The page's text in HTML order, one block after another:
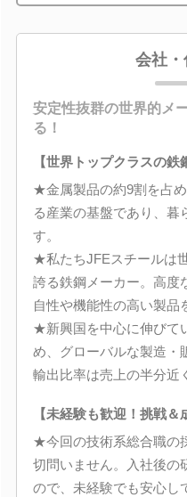
会社・
安定性抜群の世界的メ
る！
【世界トップクラスの鉄
★金属製品の約9割を占
る産業の基盤であり、暮
す。
★私たちJFEスチールは
誇る鉄鋼メーカー。高度
自性や機能性の高い製品
★新興国を中心に伸びて
め、グローバルな製造・
輸出比率は売上の半分近
【未経験も歓迎！挑戦＆
★今回の技術系総合職の
切問いません。入社後の
ので、未経験でも安心し